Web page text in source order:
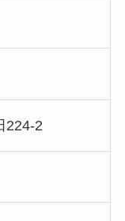
224-2